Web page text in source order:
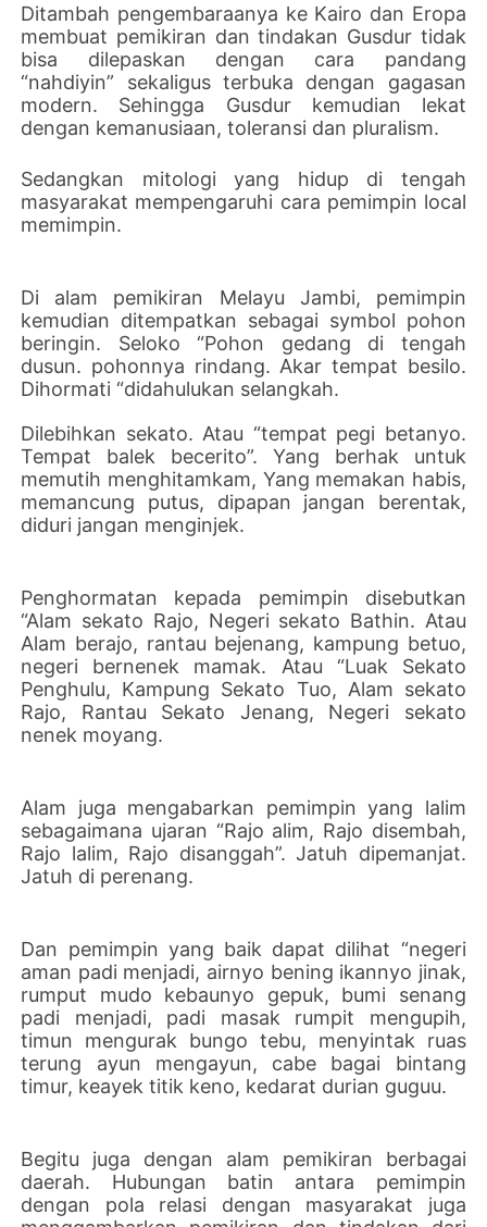
Ditambah pengembaraanya ke Kairo dan Eropa
membuat pemikiran dan tindakan Gusdur tidak
bisa dilepaskan dengan cara pandang
“nahdiyin” sekaligus terbuka dengan gagasan
modern. Sehingga Gusdur kemudian lekat
dengan kemanusiaan, toleransi dan pluralism.
Sedangkan mitologi yang hidup di tengah
masyarakat mempengaruhi cara pemimpin local
memimpin.
Di alam pemikiran Melayu Jambi, pemimpin
kemudian ditempatkan sebagai symbol pohon
beringin. Seloko “Pohon gedang di tengah
dusun. pohonnya rindang. Akar tempat besilo.
Dihormati “didahulukan selangkah.
Dilebihkan sekato. Atau “tempat pegi betanyo.
Tempat balek becerito”. Yang berhak untuk
memutih menghitamkam, Yang memakan habis,
memancung putus, dipapan jangan berentak,
diduri jangan menginjek.
Penghormatan kepada pemimpin disebutkan
“Alam sekato Rajo, Negeri sekato Bathin. Atau
Alam berajo, rantau bejenang, kampung betuo,
negeri bernenek mamak. Atau “Luak Sekato
Penghulu, Kampung Sekato Tuo, Alam sekato
Rajo, Rantau Sekato Jenang, Negeri sekato
nenek moyang.
Alam juga mengabarkan pemimpin yang lalim
sebagaimana ujaran “Rajo alim, Rajo disembah,
Rajo lalim, Rajo disanggah”. Jatuh dipemanjat.
Jatuh di perenang.
Dan pemimpin yang baik dapat dilihat “negeri
aman padi menjadi, airnyo bening ikannyo jinak,
rumput mudo kebaunyo gepuk, bumi senang
padi menjadi, padi masak rumpit mengupih,
timun mengurak bungo tebu, menyintak ruas
terung ayun mengayun, cabe bagai bintang
timur, keayek titik keno, kedarat durian guguu.
Begitu juga dengan alam pemikiran berbagai
daerah. Hubungan batin antara pemimpin
dengan pola relasi dengan masyarakat juga